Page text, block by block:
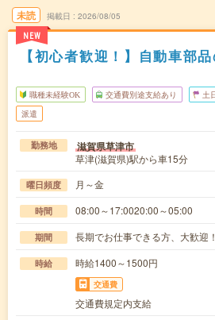
未読
NEW
掲載日 2026/08/05
【初心者歓迎！】自動車部
職種未経験OK 交通費別途支給あり 土
派遣
勤務地 滋賀県草津市
草津(滋賀県)駅から車15分
曜日頻度 月～金
時間 08:00～17:0020:00～05:00
期間 長期でお仕事できる方、大歓迎！
時給 時給1400～1500円
交通費
交通費規定内支給